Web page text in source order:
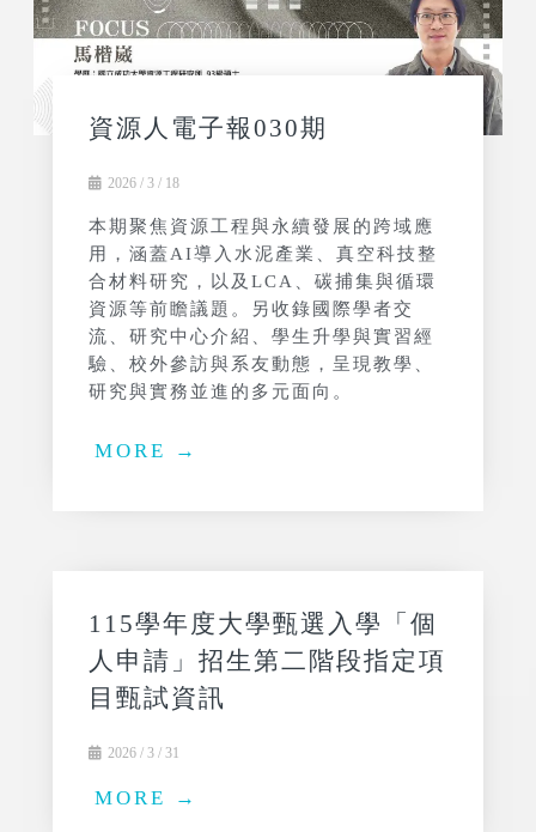
資源人電子報030期
2026 / 3 / 18
本期聚焦資源工程與永續發展的跨域應
用，涵蓋AI導入水泥產業、真空科技整
合材料研究，以及LCA、碳捕集與循環
資源等前瞻議題。另收錄國際學者交
流、研究中心介紹、學生升學與實習經
驗、校外參訪與系友動態，呈現教學、
研究與實務並進的多元面向。
MORE →
115學年度大學甄選入學「個
人申請」招生第二階段指定項
目甄試資訊
2026 / 3 / 31
MORE →